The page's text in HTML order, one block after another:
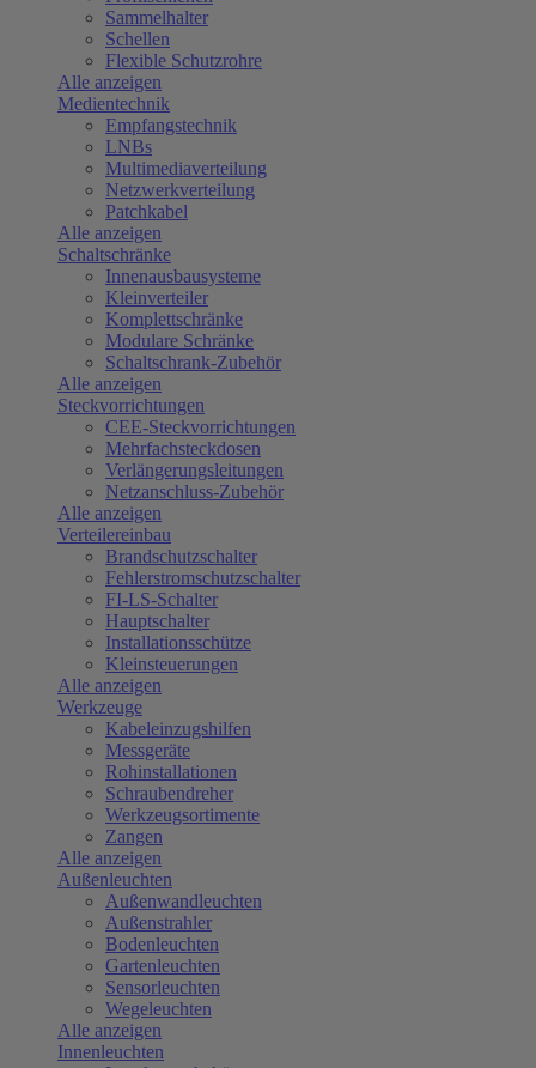
Sammelhalter
Schellen
Flexible Schutzrohre
Alle anzeigen
Medientechnik
Empfangstechnik
LNBs
Multimediaverteilung
Netzwerkverteilung
Patchkabel
Alle anzeigen
Schaltschränke
Innenausbausysteme
Kleinverteiler
Komplettschränke
Modulare Schränke
Schaltschrank-Zubehör
Alle anzeigen
Steckvorrichtungen
CEE-Steckvorrichtungen
Mehrfachsteckdosen
Verlängerungsleitungen
Netzanschluss-Zubehör
Alle anzeigen
Verteilereinbau
Brandschutzschalter
Fehlerstromschutzschalter
FI-LS-Schalter
Hauptschalter
Installationsschütze
Kleinsteuerungen
Alle anzeigen
Werkzeuge
Kabeleinzugshilfen
Messgeräte
Rohinstallationen
Schraubendreher
Werkzeugsortimente
Zangen
Alle anzeigen
Außenleuchten
Außenwandleuchten
Außenstrahler
Bodenleuchten
Gartenleuchten
Sensorleuchten
Wegeleuchten
Alle anzeigen
Innenleuchten